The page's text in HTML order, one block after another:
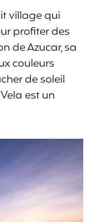
village qui
profiter des
de Azucar, sa
couleurs
de soleil
est un